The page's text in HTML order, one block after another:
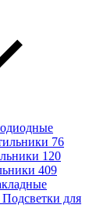
76
120
409
Подсветки для